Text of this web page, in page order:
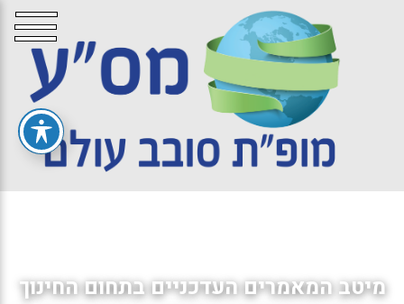
מיטב המאמרים העדכניים בתחום החינוך